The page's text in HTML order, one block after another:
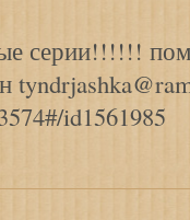
серии!!!!!!
id1561985